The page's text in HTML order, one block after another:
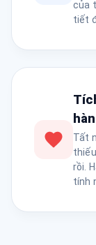
của
tiết
Tất
rồi.
tính